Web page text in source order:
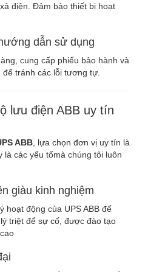
điện. Đảm bảo thiết bị hoạt
dẫn sử dụng
cung cấp phiếu bảo hành và
tránh các lỗi tương tự.
lưu điện ABB uy tín
ABB, lựa chọn đơn vị uy tín là
các yếu tốmà chúng tôi luôn
giàu kinh nghiệm
hoạt động của UPS ABB để
triệt để sự cố, được đào tạo